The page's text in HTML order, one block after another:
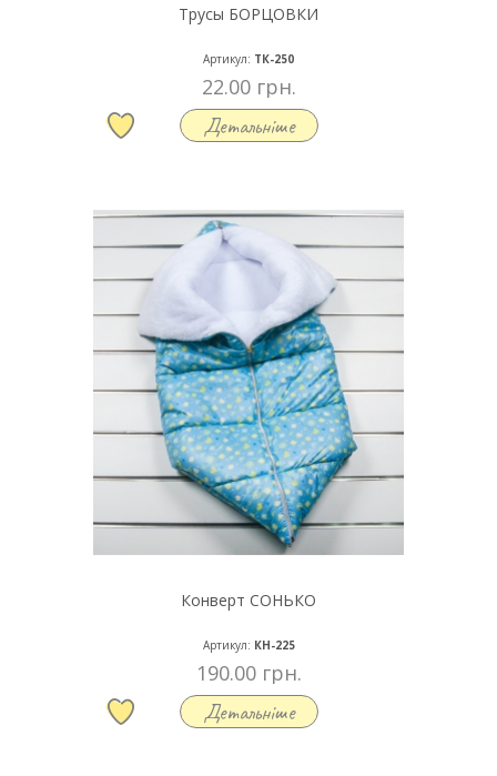
Трусы БОРЦОВКИ
Артикул: ТК-250
22.00 грн.
Детальніше
Конверт СОНЬКО
Артикул: КН-225
190.00 грн.
Детальніше